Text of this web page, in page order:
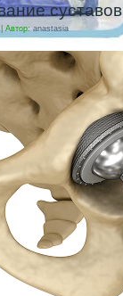
суставов
Автор: anastasia